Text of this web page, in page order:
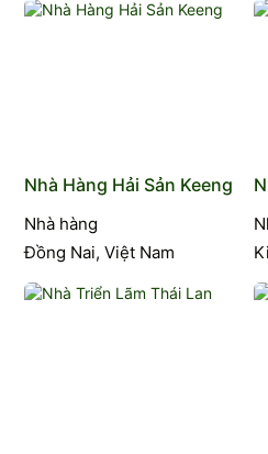
Nhà Hàng Hải Sản Keeng
Nhà hàng
Đồng Nai, Việt Nam